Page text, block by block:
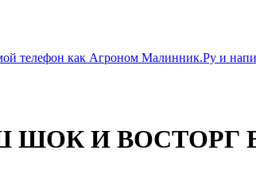
как Агроном Малинник.Ру и
ШОК И ВОСТОРГ